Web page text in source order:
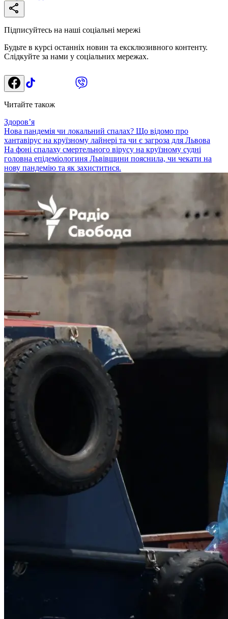
Підписуйтесь на наші соціальні мережі
Будьте в курсі останніх новин та ексклюзивного контенту.
Слідкуйте за нами у соціальних мережах.
Читайте також
Здоровʼя
Нова пандемія чи локальний спалах? Що відомо про
хантавірус на круїзному лайнері та чи є загроза для Львова
На фоні спалаху смертельного вірусу на круїзному судні
головна епідеміологиня Львівщини пояснила, чи чекати на
нову пандемію та як захиститися.